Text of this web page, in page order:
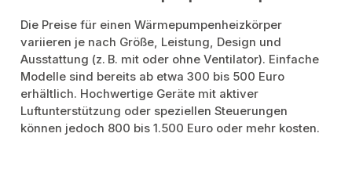
Die Preise für einen Wärmepumpenheizkörper
variieren je nach Größe, Leistung, Design und
Ausstattung (z. B. mit oder ohne Ventilator). Einfache
Modelle sind bereits ab etwa 300 bis 500 Euro
erhältlich. Hochwertige Geräte mit aktiver
Luftunterstützung oder speziellen Steuerungen
können jedoch 800 bis 1.500 Euro oder mehr kosten.